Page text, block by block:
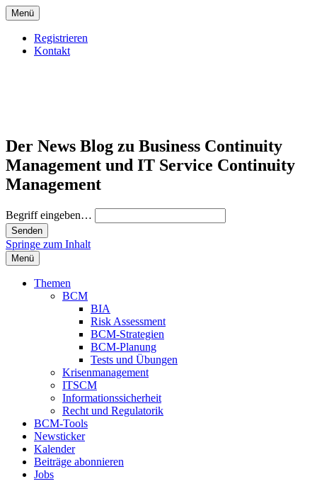
Menü
Registrieren
Kontakt
Der News Blog zu Business Continuity
Management und IT Service Continuity
Management
Begriff eingeben…
Springe zum Inhalt
Menü
Themen
BCM
BIA
Risk Assessment
BCM-Strategien
BCM-Planung
Tests und Übungen
Krisenmanagement
ITSCM
Informationssicherheit
Recht und Regulatorik
BCM-Tools
Newsticker
Kalender
Beiträge abonnieren
Jobs